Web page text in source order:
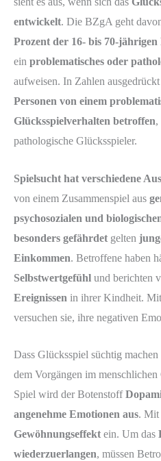
entwickelt. Die BZgA geht
Prozent der 16- bis 70-jährigen
ein problematisches oder
aufweisen. In Zahlen
Personen von einem
Glücksspielverhalten betroffen,
pathologische Glücksspieler.
Spielsucht hat verschiedene
von einem Zusammenspiel aus
psychosozialen und
besonders gefährdet gelten
Einkommen. Betroffene haben
Selbstwertgefühl und berichten
Ereignissen in ihrer Kindheit.
versuchen sie, ihre negativen
Dass Glücksspiel süchtig
dem Vorgängen im
Spiel wird der Botenstoff
angenehme Emotionen aus. Mit
Gewöhnungseffekt ein. Um das
wiederzuerlangen, müssen